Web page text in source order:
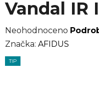
Vandal IR
Průměrné
hodnocení
produktu
Neohodnoceno
Značka: AFIDUS
TIP